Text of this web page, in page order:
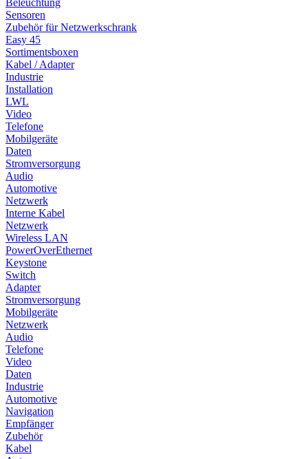
Sensoren
Zubehör für Netzwerkschrank
Easy 45
Sortimentsboxen
Kabel / Adapter
Industrie
Installation
LWL
Video
Telefone
Mobilgeräte
Daten
Stromversorgung
Audio
Automotive
Netzwerk
Interne Kabel
Netzwerk
Wireless LAN
PowerOverEthernet
Keystone
Switch
Adapter
Stromversorgung
Mobilgeräte
Netzwerk
Audio
Telefone
Video
Daten
Industrie
Automotive
Navigation
Empfänger
Zubehör
Kabel